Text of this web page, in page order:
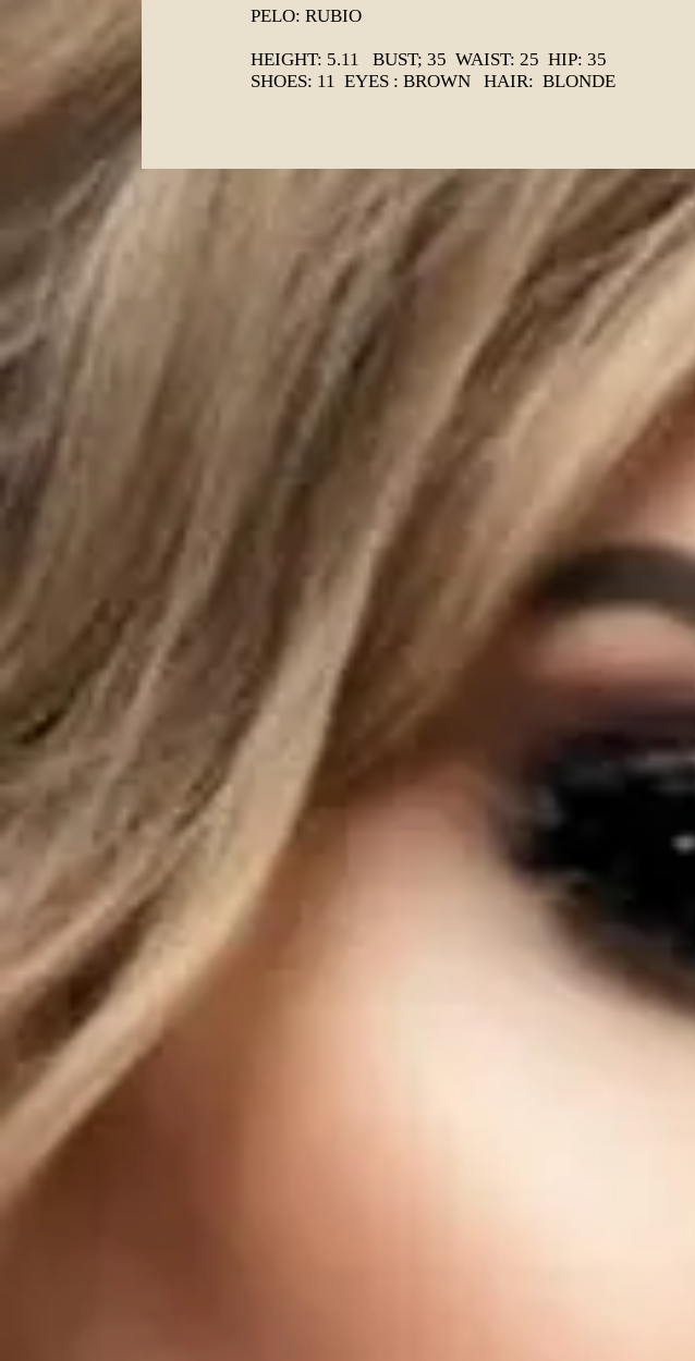
PELO: RUBIO
HEIGHT: 5.11 BUST; 35 WAIST: 25 HIP: 35
SHOES: 11 EYES : BROWN HAIR: BLONDE